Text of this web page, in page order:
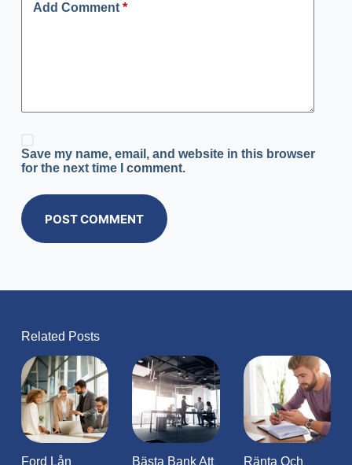
Add Comment*
Save my name, email, and website in this browser
for the next time I comment.
POST COMMENT
Related Posts
Ford Lån Bästa Bank Att Ränta Och